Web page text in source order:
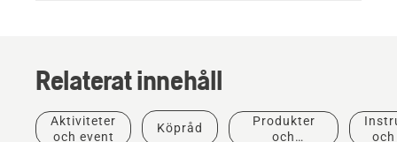
Relaterat innehåll
Aktiviteter
och event
Köpråd
Produkter
och